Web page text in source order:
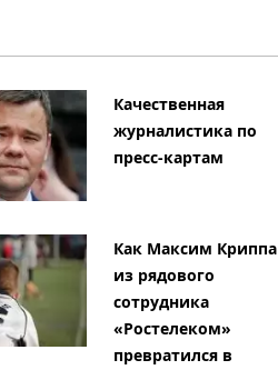
Качественная
журналистика по
пресс-картам
Как Максим Криппа
из рядового
сотрудника
«Ростелеком»
превратился в